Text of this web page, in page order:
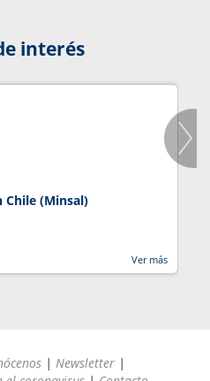
interés
Chile (Minsal)
Ver más
| Newsletter |